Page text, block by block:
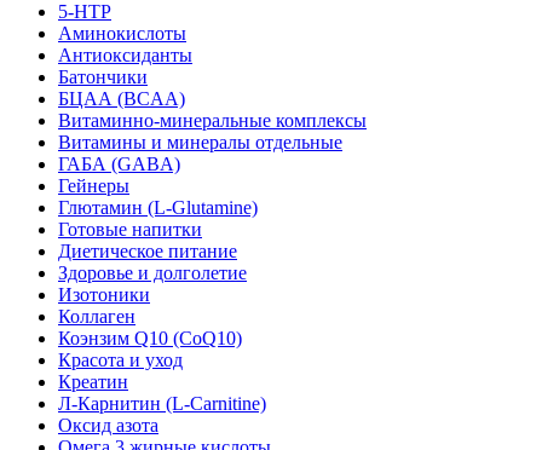
5-HTP
Аминокислоты
Антиоксиданты
Батончики
БЦАА (BCAA)
Витаминно-минеральные комплексы
Витамины и минералы отдельные
ГАБА (GABA)
Гейнеры
Глютамин (L-Glutamine)
Готовые напитки
Диетическое питание
Здоровье и долголетие
Изотоники
Коллаген
Коэнзим Q10 (CoQ10)
Красота и уход
Креатин
Л-Карнитин (L-Сarnitine)
Оксид азота